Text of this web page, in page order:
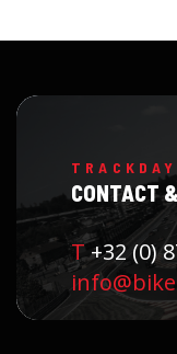
TRACKDAY
CONTACT
T+32 (0)